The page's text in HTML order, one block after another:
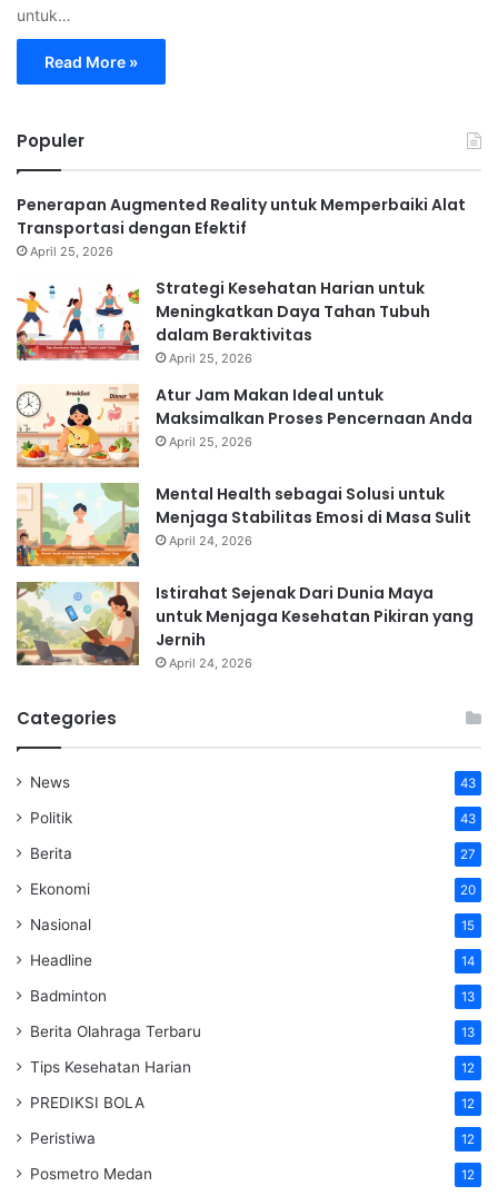
untuk…
Read More »
Populer
Penerapan Augmented Reality untuk Memperbaiki Alat
Transportasi dengan Efektif
April 25, 2026
Strategi Kesehatan Harian untuk
Meningkatkan Daya Tahan Tubuh
dalam Beraktivitas
April 25, 2026
Atur Jam Makan Ideal untuk
Maksimalkan Proses Pencernaan Anda
April 25, 2026
Mental Health sebagai Solusi untuk
Menjaga Stabilitas Emosi di Masa Sulit
April 24, 2026
Istirahat Sejenak Dari Dunia Maya
untuk Menjaga Kesehatan Pikiran yang
Jernih
April 24, 2026
Categories
News 43
Politik 43
Berita 27
Ekonomi 20
Nasional 15
Headline 14
Badminton 13
Berita Olahraga Terbaru 13
Tips Kesehatan Harian 12
PREDIKSI BOLA 12
Peristiwa 12
Posmetro Medan 12